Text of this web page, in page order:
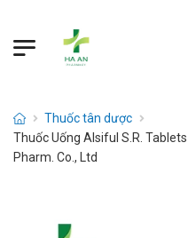
Thuốc tân dược
Thuốc Uống Alsiful S.R.
Pharm. Co., Ltd